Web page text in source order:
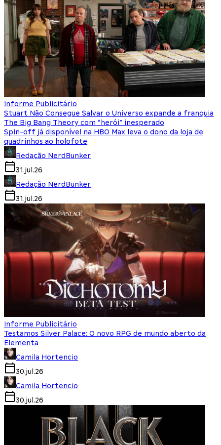
Informe Publicitário
Stuart Não Consegue Salvar o Universo expande a franquia
The Big Bang Theory com “herói” inesperado
Spin-off já disponível na HBO Max leva o dono da loja de
quadrinhos ao holofote
Redação NerdBunker
31.jul.26
Redação NerdBunker
31.jul.26
Informe Publicitário
Testamos Silver Palace: O novo RPG de mundo aberto da
Elementa
Camila Hortencio
30.jul.26
Camila Hortencio
30.jul.26